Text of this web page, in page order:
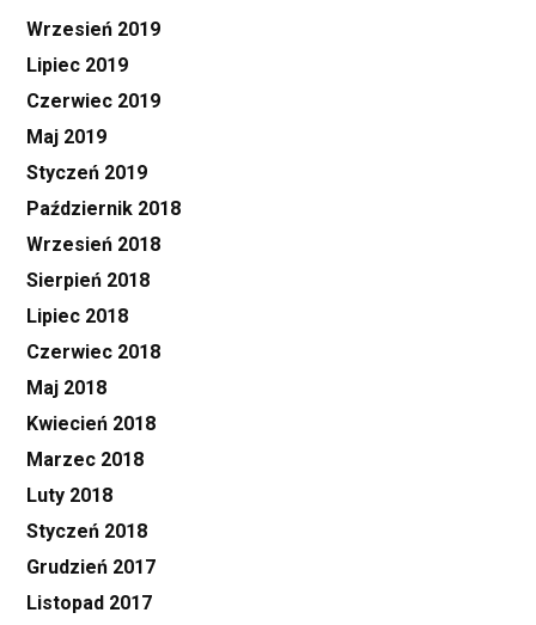
Wrzesień 2019
Lipiec 2019
Czerwiec 2019
Maj 2019
Styczeń 2019
Październik 2018
Wrzesień 2018
Sierpień 2018
Lipiec 2018
Czerwiec 2018
Maj 2018
Kwiecień 2018
Marzec 2018
Luty 2018
Styczeń 2018
Grudzień 2017
Listopad 2017